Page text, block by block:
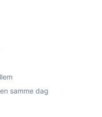
samme dag